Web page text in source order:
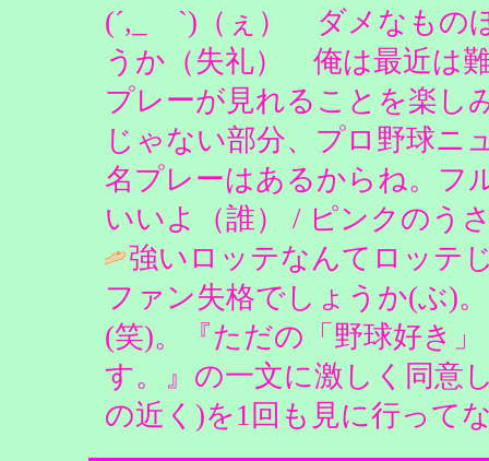
(´,_ゝ`)（ぇ） ダメなもの
うか（失礼） 俺は最近は
プレーが見れることを楽し
じゃない部分、プロ野球ニ
名プレーはあるからね。フ
いいよ（誰） / ピンクのう
強いロッテなんてロッテ
ファン失格でしょうか(ぶ)
(笑)。『ただの「野球好き
す。』の一文に激しく同意
の近く)を1回も見に行って